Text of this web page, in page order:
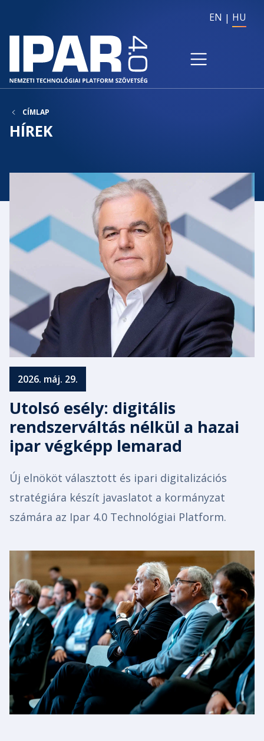
EN HU
CÍMLAP
HÍREK
2026. máj. 29.
Utolsó esély: digitális
rendszerváltás nélkül a hazai
ipar végképp lemarad
Új elnököt választott és ipari digitalizációs
stratégiára készít javaslatot a kormányzat
számára az Ipar 4.0 Technológiai Platform.